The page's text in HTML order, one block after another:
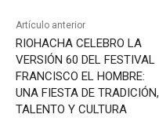
Artículo anterior
RIOHACHA CELEBRO LA
VERSIÓN 60 DEL FESTIVAL
FRANCISCO EL HOMBRE:
UNA FIESTA DE TRADICIÓN,
TALENTO Y CULTURA